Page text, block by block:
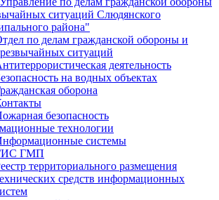
ситуаций Слюдянского
района"
по делам гражданской обороны и
ситуаций
деятельность
на водных объектах
оборона
безопасность
технологии
системы
ГМП
территориального размещения
средств информационных